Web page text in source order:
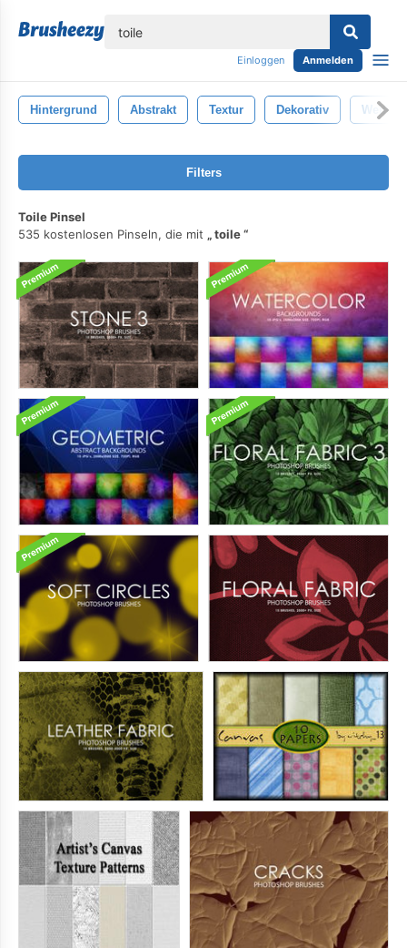
Einloggen Anmelden
Hintergrund Abstrakt Textur Dekorativ Weiß
Filters
Toile Pinsel
535 kostenlosen Pinseln, die mit
toile